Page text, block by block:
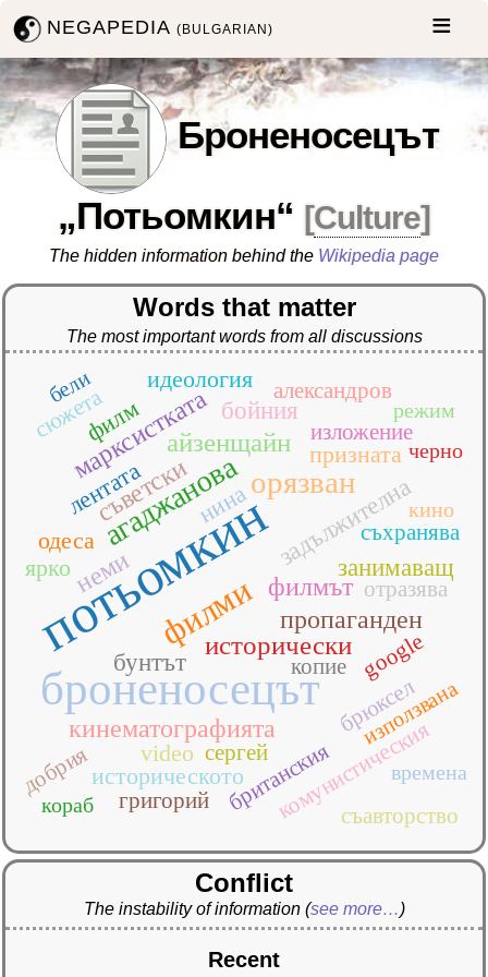
NEGAPEDIA(BULGARIAN)
Броненосецът
„Потьомкин“ [Culture]
The hidden information behind the Wikipedia page
Words that matter
The most important words from all discussions
потьомкин
броненосецът
филми
орязван
агаджанова
айзенщайн
исторически
кинематографията
марксистката
неми
пропаганден
съветски
филмът
бойния
бунтът
задължителна
занимаващ
video
идеология
историческото
лентата нина
одеса
призната
филм
ярко
google
александров
британския
брюксел
григорий
добрия
изложение
комунистическия
копие
отразява
сергей
съавторство
съхранява
сюжета
бели
времена
използвана
кино
кораб
режим
черно
Conflict
The instability of information (see more…)
Recent